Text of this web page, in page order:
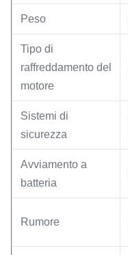
Peso
Tipo di
raffreddamento del
motore
Sistemi di
sicurezza
Avviamento a
batteria
Rumore